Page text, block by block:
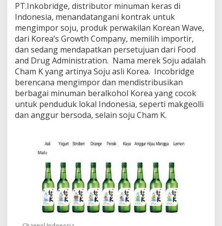
PT.Inkobridge, distributor minuman keras di
Indonesia, menandatangani kontrak untuk
mengimpor soju, produk perwakilan Korean Wave,
dari Korea’s Growth Company, memilih importir,
dan sedang mendapatkan persetujuan dari Food
and Drug Administration. Nama merek Soju adalah
Cham K yang artinya Soju asli Korea. Incobridge
berencana mengimpor dan mendistribusikan
berbagai minuman beralkohol Korea yang cocok
untuk penduduk lokal Indonesia, seperti makgeolli
dan anggur bersoda, selain soju Cham K.